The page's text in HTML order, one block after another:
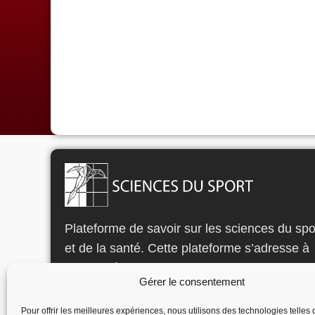
Gérer le consentement
Pour offrir les meilleures expériences, nous utilisons des technologies telles
Plateforme de savoir sur les sciences du
et de la santé. Cette plateforme s’adresse à
du sport qui souhaient perfectionner leurs
connaissances.